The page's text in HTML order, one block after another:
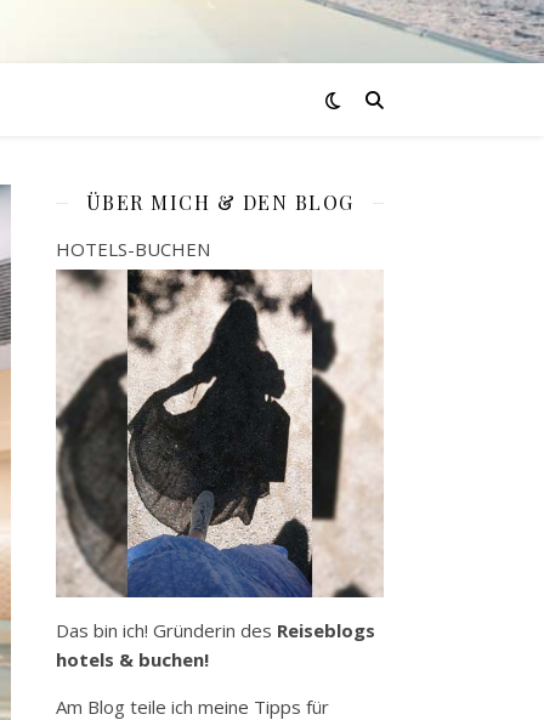
ÜBER MICH & DEN BLOG
HOTELS-BUCHEN
Das bin ich! Gründerin des Reiseblogs
hotels & buchen!
Am Blog teile ich meine Tipps für